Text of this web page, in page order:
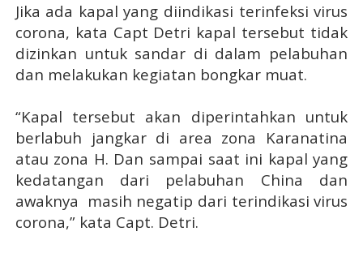
Jika ada kapal yang diindikasi terinfeksi virus
corona, kata Capt Detri kapal tersebut tidak
dizinkan untuk sandar di dalam pelabuhan
dan melakukan kegiatan bongkar muat.
“Kapal tersebut akan diperintahkan untuk
berlabuh jangkar di area zona Karanatina
atau zona H. Dan sampai saat ini kapal yang
kedatangan dari pelabuhan China dan
awaknya masih negatip dari terindikasi virus
corona,” kata Capt. Detri.